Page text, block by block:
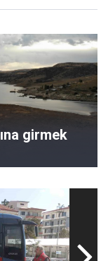
girmek